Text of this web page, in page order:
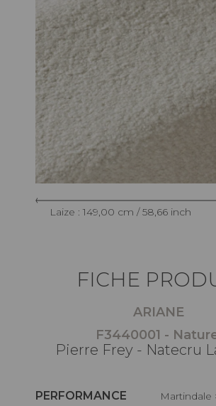
Laize : 149,00 cm / 58,66 inch
FICHE
ARIANE
F3440001 -
Pierre Frey - Natecru
PERFORMANCE